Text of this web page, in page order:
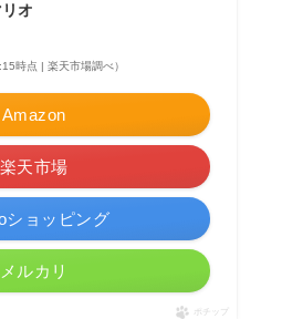
オ
時点 | 楽天市場調べ）
Amazon
楽天市場
ショッピング
メルカリ
ポチップ